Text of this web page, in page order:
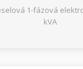
1-fázová
kVA